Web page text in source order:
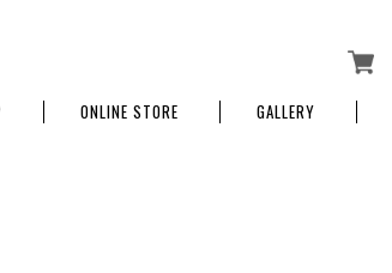
ONLINE STORE GALLERY